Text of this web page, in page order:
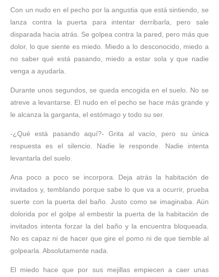
Con un nudo en el pecho por la angustia que está sintiendo, se
lanza contra la puerta para intentar derribarla, pero sale
disparada hacia atrás. Se golpea contra la pared, pero más que
dolor, lo que siente es miedo. Miedo a lo desconocido, miedo a
no saber qué está pasando, miedo a estar sola y que nadie
venga a ayudarla.
Durante unos segundos, se queda encogida en el suelo. No se
atreve a levantarse. El nudo en el pecho se hace más grande y
le alcanza la garganta, el estómago y todo su ser.
-¿Qué está pasando aquí?- Grita al vacío, pero su única
respuesta es el silencio. Nadie le responde. Nadie intenta
levantarla del suelo.
Ana poco a poco se incorpora. Deja atrás la habitación de
invitados y, temblando porque sabe lo que va a ocurrir, prueba
suerte con la puerta del baño. Justo como se imaginaba. Aún
dolorida por el golpe al embestir la puerta de la habitación de
invitados intenta forzar la del baño y la encuentra bloqueada.
No es capaz ni de hacer que gire el pomo ni de que tiemble al
golpearla. Absolutamente nada.
El miedo hace que por sus mejillas empiecen a caer unas